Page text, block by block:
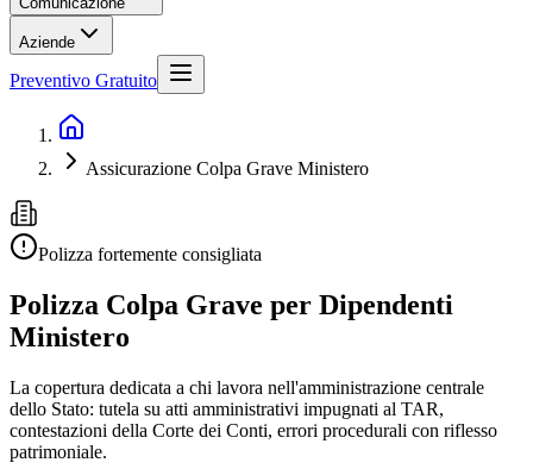
Aziende
Preventivo Gratuito
Assicurazione Colpa Grave Ministero
Polizza fortemente consigliata
Polizza Colpa Grave per Dipendenti
Ministero
La copertura dedicata a chi lavora nell'amministrazione centrale
dello Stato: tutela su atti amministrativi impugnati al TAR,
contestazioni della Corte dei Conti, errori procedurali con riflesso
patrimoniale.